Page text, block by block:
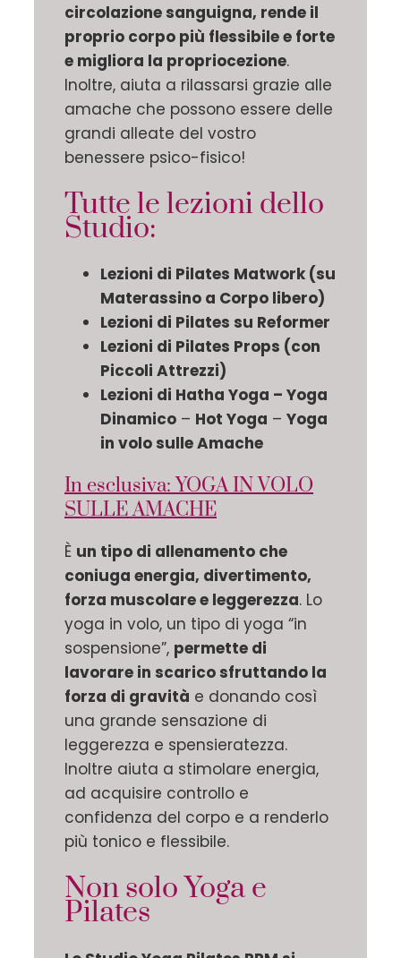
circolazione sanguigna, rende il
proprio corpo più flessibile e forte
e migliora la propriocezione.
Inoltre, aiuta a rilassarsi grazie alle
amache che possono essere delle
grandi alleate del vostro
benessere psico-fisico!
Tutte le lezioni dello
Studio:
Lezioni di Pilates Matwork (su
Materassino a Corpo libero)
Lezioni di Pilates su Reformer
Lezioni di Pilates Props (con
Piccoli Attrezzi)
Lezioni di Hatha Yoga – Yoga
Dinamico – Hot Yoga – Yoga
in volo sulle Amache
In esclusiva: YOGA IN VOLO
SULLE AMACHE
È un tipo di allenamento che
coniuga energia, divertimento,
forza muscolare e leggerezza. Lo
yoga in volo, un tipo di yoga “in
sospensione”, permette di
lavorare in scarico sfruttando la
forza di gravità e donando così
una grande sensazione di
leggerezza e spensieratezza.
Inoltre aiuta a stimolare energia,
ad acquisire controllo e
confidenza del corpo e a renderlo
più tonico e flessibile.
Non solo Yoga e
Pilates